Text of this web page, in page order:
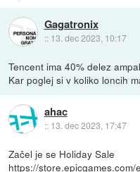
Gagatronix
:: 13. dec 2023, 10:17
Tencent ima 40% delez
Kar poglej si v koliko loncih
ahac
:: 13. dec 2023, 17:47
Začel je se Holiday Sale
https://store.epicgames.com/